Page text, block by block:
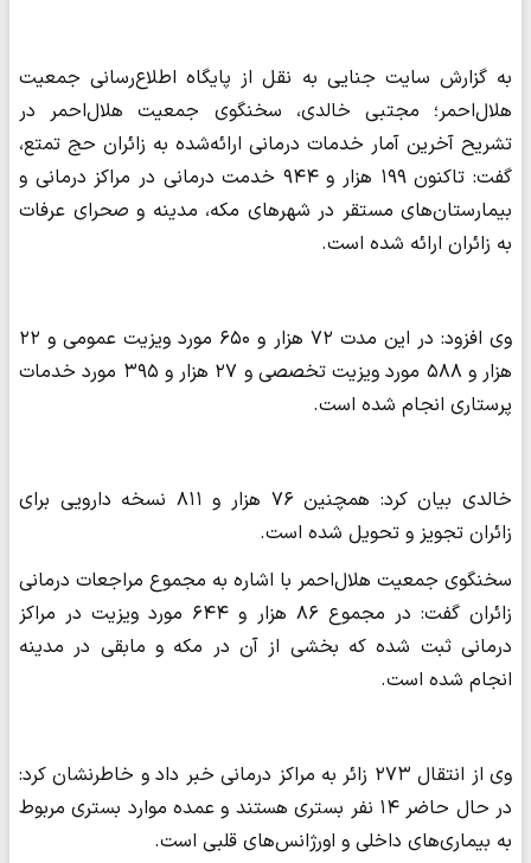
به گزارش سایت جنایی به نقل از پایگاه اطلاع‌رسانی جمعیت
هلال‌احمر؛ مجتبی خالدی، سخنگوی جمعیت هلال‌احمر در
تشریح آخرین آمار خدمات درمانی ارائه‌شده به زائران حج تمتع،
گفت: تاکنون ۱۹۹ هزار و ۹۴۴ خدمت درمانی در مراکز درمانی و
بیمارستان‌های مستقر در شهرهای مکه، مدینه و صحرای عرفات
به زائران ارائه شده است.
وی افزود: در این مدت ۷۲ هزار و ۶۵۰ مورد ویزیت عمومی و ۲۲
هزار و ۵۸۸ مورد ویزیت تخصصی و ۲۷ هزار و ۳۹۵ مورد خدمات
پرستاری انجام شده است.
خالدی بیان کرد: همچنین ۷۶ هزار و ۸۱۱ نسخه دارویی برای
زائران تجویز و تحویل شده است.
سخنگوی جمعیت هلال‌احمر با اشاره به مجموع مراجعات درمانی
زائران گفت: در مجموع ۸۶ هزار و ۶۴۴ مورد ویزیت در مراکز
درمانی ثبت شده که بخشی از آن در مکه و مابقی در مدینه
انجام شده است.
وی از انتقال ۲۷۳ زائر به مراکز درمانی خبر داد و خاطرنشان کرد:
در حال حاضر ۱۴ نفر بستری هستند و عمده موارد بستری مربوط
به بیماری‌های داخلی و اورژانس‌های قلبی است.